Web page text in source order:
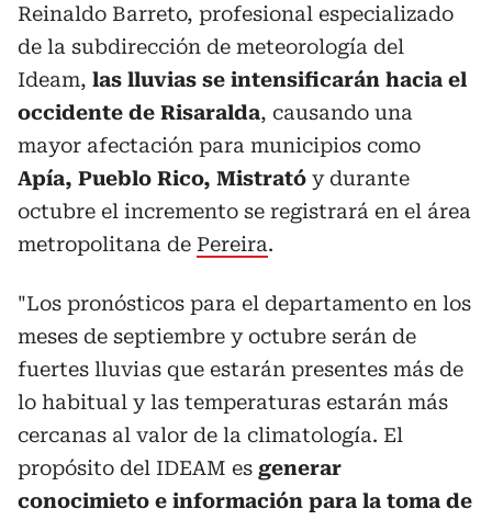
Reinaldo Barreto, profesional especializado
de la subdirección de meteorología del
Ideam, las lluvias se intensificarán hacia el
occidente de Risaralda, causando una
mayor afectación para municipios como
Apía, Pueblo Rico, Mistrató y durante
octubre el incremento se registrará en el área
metropolitana de Pereira.
"Los pronósticos para el departamento en los
meses de septiembre y octubre serán de
fuertes lluvias que estarán presentes más de
lo habitual y las temperaturas estarán más
cercanas al valor de la climatología. El
propósito del IDEAM es generar
conocimieto e información para la toma de